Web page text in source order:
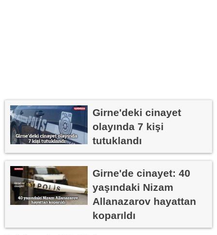
Girne'deki cinayet
olayında 7 kişi
tutuklandı
Girne'de cinayet: 40
yaşındaki Nizam
Allanazarov hayattan
koparıldı